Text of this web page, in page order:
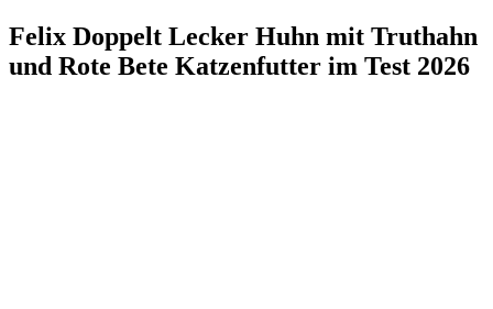
Felix Doppelt Lecker Huhn mit Truthahn
und Rote Bete Katzenfutter im Test 2026